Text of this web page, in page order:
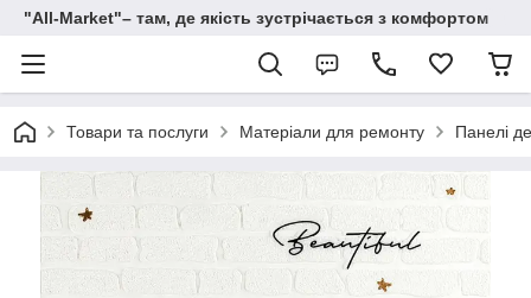
"All-Мarket"– там, де якість зустрічається з комфортом
Товари та послуги Матеріали для ремонту Панелі